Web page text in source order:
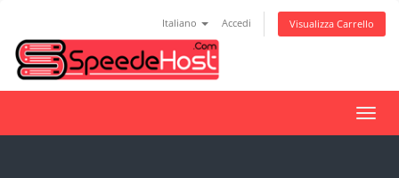
Italiano Accedi Visualizza Carrello
Attiva